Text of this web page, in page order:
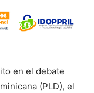
en el debate
(PLD), el